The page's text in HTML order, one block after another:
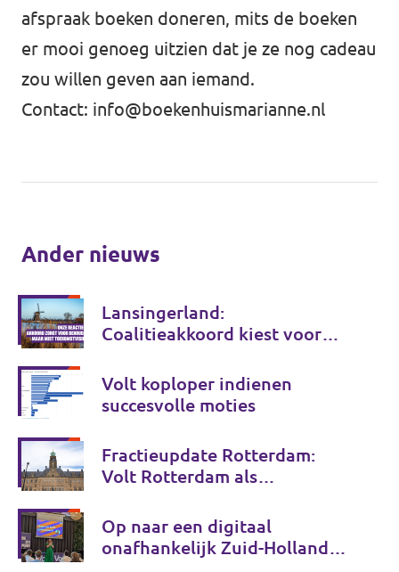
afspraak boeken doneren, mits de boeken
er mooi genoeg uitzien dat je ze nog cadeau
zou willen geven aan iemand.
Contact: info@boekenhuismarianne.nl
Ander nieuws
Lansingerland:
Coalitieakkoord kiest voor
voor de toekomst
Volt koploper indienen
succesvolle moties
Fractieupdate Rotterdam:
Volt Rotterdam als
Op naar een digitaal
onafhankelijk Zuid-Holland